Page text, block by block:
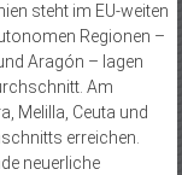
steht im EU-weiten
Regionen –
Aragón – lagen
Am
Melilla, Ceuta und
erreichen.
neuerliche